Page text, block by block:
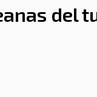
del